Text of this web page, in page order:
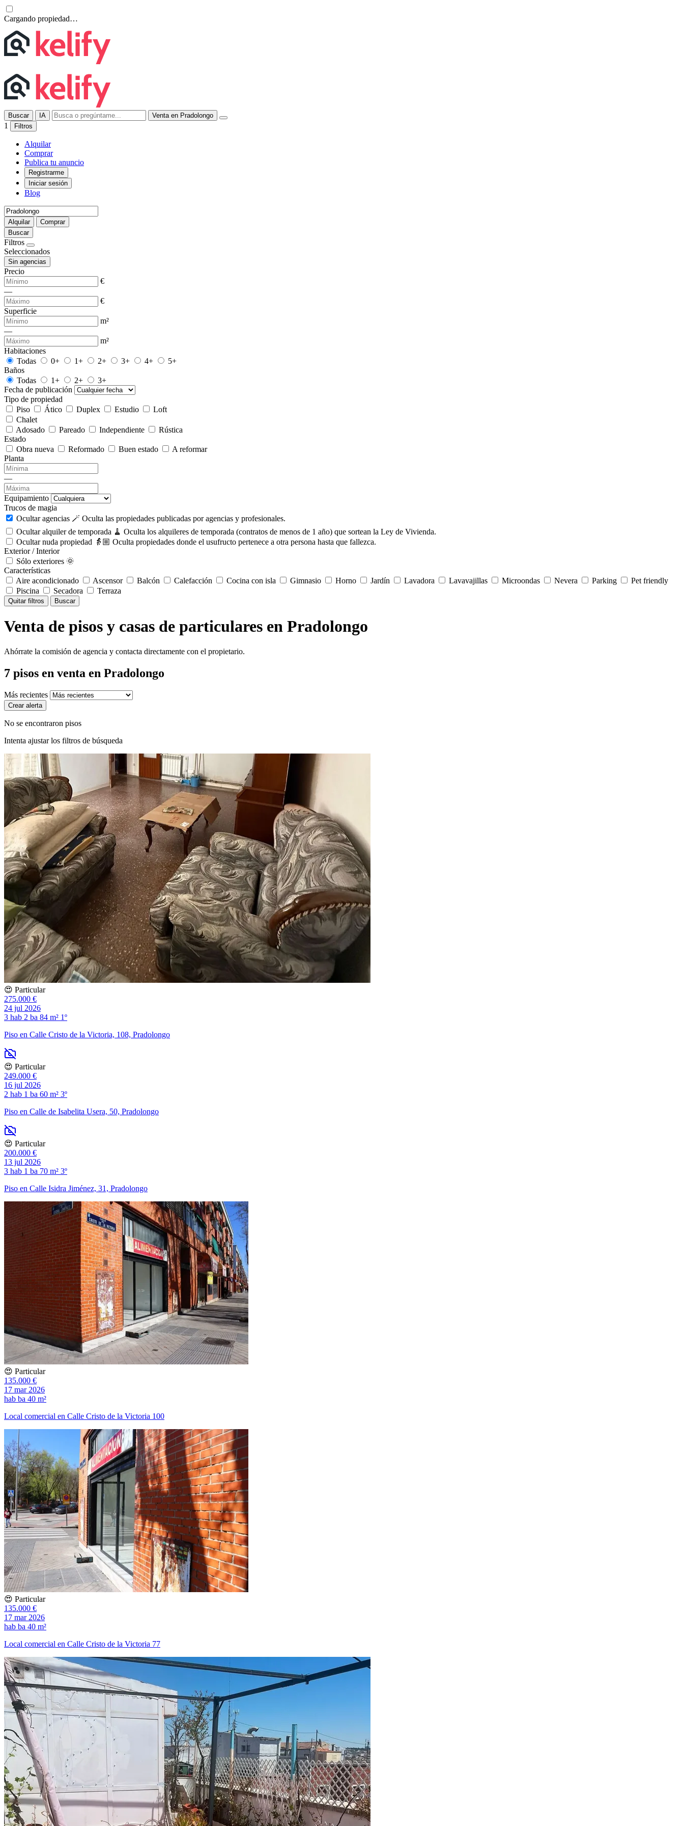
Cargando propiedad…
Buscar IA Venta en Pradolongo
1 Filtros
Alquilar
Comprar
Publica tu anuncio
Registrarme
Iniciar sesión
Blog
Alquilar
Comprar
Buscar
Filtros
Seleccionados
Sin agencias
Precio
€
—
€
Superficie
m²
—
m²
Habitaciones
Todas
0+ 1+ 2+ 3+ 4+
5+
Baños
Todas
1+ 2+
3+
Fecha de publicación
Tipo de propiedad
Piso
Ático Duplex Estudio
Loft
Chalet
Adosado
Pareado Independiente
Rústica
Estado
Obra nueva
Reformado Buen estado
A reformar
Planta
—
Equipamiento
Trucos de magia
Ocultar agencias 🪄 Oculta las propiedades publicadas por agencias y profesionales.
Ocultar alquiler de temporada 🧹 Oculta los alquileres de temporada (contratos de menos de 1 año) que sortean la Ley de Vivienda.
Ocultar nuda propiedad 👵🏼 Oculta propiedades donde el usufructo pertenece a otra persona hasta que fallezca.
Exterior / Interior
Sólo exteriores 🌞
Características
Aire acondicionado
Ascensor Balcón Calefacción Cocina con isla Gimnasio Horno Jardín Lavadora Lavavajillas Microondas Nevera Parking
Pet friendly
Piscina
Secadora Terraza
Quitar filtros Buscar
Venta de pisos y casas de particulares en Pradolongo
Ahórrate la comisión de agencia y contacta directamente con el propietario.
7 pisos en venta en Pradolongo
Más recientes
Crear alerta
No se encontraron pisos
Intenta ajustar los filtros de búsqueda
😍 Particular
275.000 €
24 jul 2026
3 hab 2 ba 84 m² 1º
Piso en Calle Cristo de la Victoria, 108, Pradolongo
😍 Particular
249.000 €
16 jul 2026
2 hab 1 ba 60 m² 3º
Piso en Calle de Isabelita Usera, 50, Pradolongo
😍 Particular
200.000 €
13 jul 2026
3 hab 1 ba 70 m² 3º
Piso en Calle Isidra Jiménez, 31, Pradolongo
😍 Particular
135.000 €
17 mar 2026
hab ba 40 m²
Local comercial en Calle Cristo de la Victoria 100
😍 Particular
135.000 €
17 mar 2026
hab ba 40 m²
Local comercial en Calle Cristo de la Victoria 77